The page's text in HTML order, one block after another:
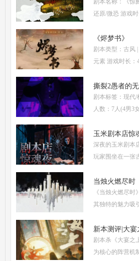
析、核心诡计拆
剧本名称：《惊
还原/微恐 游戏
杀部分体验测评
(1)关注微信公
《烬梦书》
剧本类型：古风
元素 游戏时长：
喜爱古风故事、
玩家 《烬梦
撕裂2愚者的
剧本标签：现代/
人数：7人(4男3
感还原为辅 《撕
点评关键词： 机
玉米剧本店惊
深夜的玉米剧本
玩家围坐在一张
你们将共同经历
着剧本展开，
当烛火燃尽时
《当烛火燃尽
其独特的魅力吸
和玩家点评五大
部令人着迷
新本测评|大宴
剧本杀《大宴之
为核心的阵营机